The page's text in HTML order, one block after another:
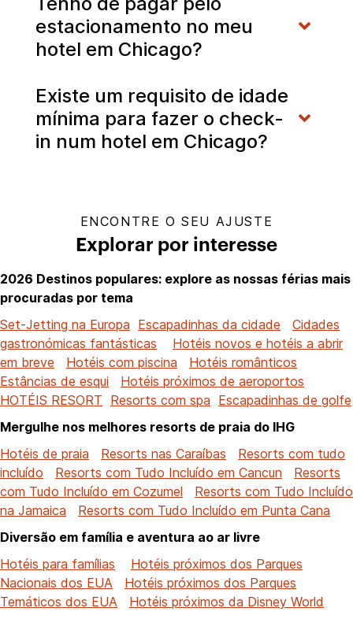
estacionamento no meu
hotel em Chicago?
Existe um requisito de idade
mínima para fazer o check-
in num hotel em Chicago?
ENCONTRE O SEU AJUSTE
Explorar por interesse
2026 Destinos populares: explore as nossas férias mais
procuradas por tema
Set-Jetting na Europa Escapadinhas da cidade
Cidades
gastronómicas fantásticas
Hotéis novos e hotéis a abrir
em breve
Hotéis com piscina
Hotéis românticos
Estâncias de esqui
Hotéis próximos de aeroportos
HOTÉIS RESORT Resorts com spa Escapadinhas de golfe
Mergulhe nos melhores resorts de praia do IHG
Hotéis de praia
Resorts nas Caraíbas
Resorts com tudo
incluído
Resorts com Tudo Incluído em Cancun
Resorts
com Tudo Incluído em Cozumel
Resorts com Tudo Incluído
na Jamaica
Resorts com Tudo Incluído em Punta Cana
Diversão em família e aventura ao ar livre
Hotéis para famílias
Hotéis próximos dos Parques
Nacionais dos EUA
Hotéis próximos dos Parques
Temáticos dos EUA
Hotéis próximos da Disney World